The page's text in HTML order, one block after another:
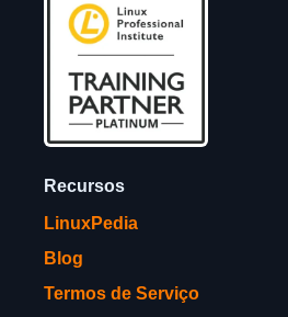
Recursos
LinuxPedia
Blog
Termos de Serviço